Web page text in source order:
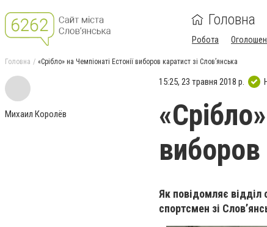
Головна
Робота
Головна «Срібло» на Чемпіонаті Естонії виборов каратист зі Словʼянська
Михаил Королёв
15:25, 23 травня 2018 р.
виборов
Як повідомляє відділ
спортсмен зі